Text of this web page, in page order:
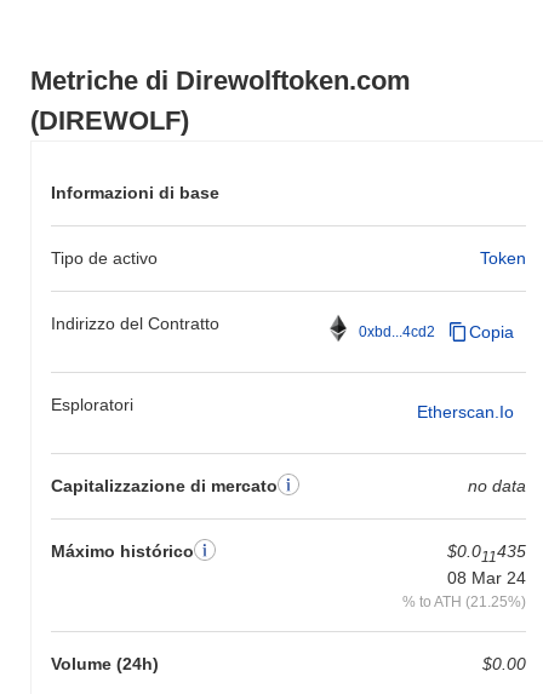
Metriche di Direwolftoken.com
(DIREWOLF)
Informazioni di base
Tipo de activo Token
Indirizzo del Contratto 0xbd...4cd2 Copia
Esploratori Etherscan.io
Capitalizzazione di mercato no data
Máximo histórico $0.011435
08 Mar 24
% to ATH (21.25%)
Volume (24h) $0.00